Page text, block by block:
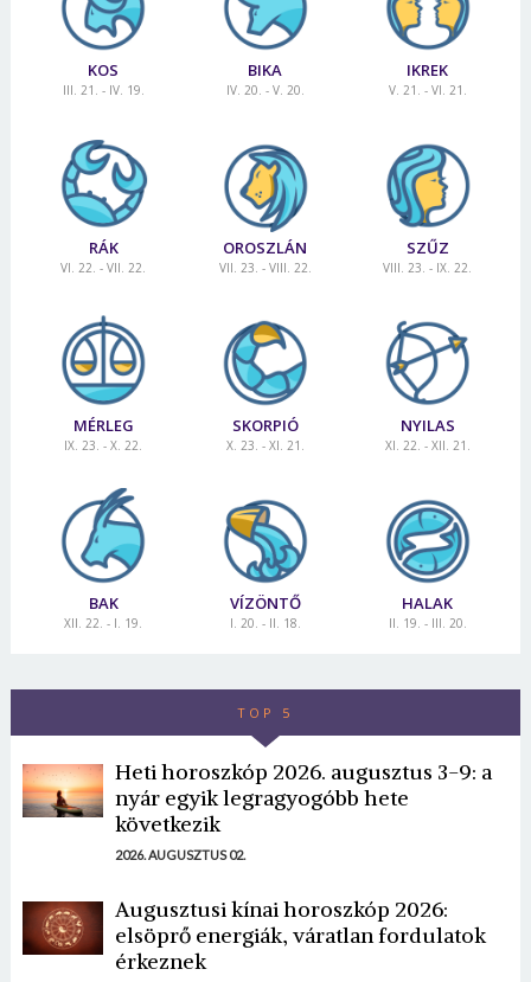
KOS
III. 21. - IV. 19.
BIKA
IV. 20. - V. 20.
IKREK
V. 21. - VI. 21.
RÁK
VI. 22. - VII. 22.
OROSZLÁN
VII. 23. - VIII. 22.
SZŰZ
VIII. 23. - IX. 22.
MÉRLEG
IX. 23. - X. 22.
SKORPIÓ
X. 23. - XI. 21.
NYILAS
XI. 22. - XII. 21.
BAK
XII. 22. - I. 19.
VÍZÖNTŐ
I. 20. - II. 18.
HALAK
II. 19. - III. 20.
TOP 5
Heti horoszkóp 2026. augusztus 3-9: a
nyár egyik legragyogóbb hete
következik
2026. AUGUSZTUS 02.
Augusztusi kínai horoszkóp 2026:
elsöprő energiák, váratlan fordulatok
érkeznek